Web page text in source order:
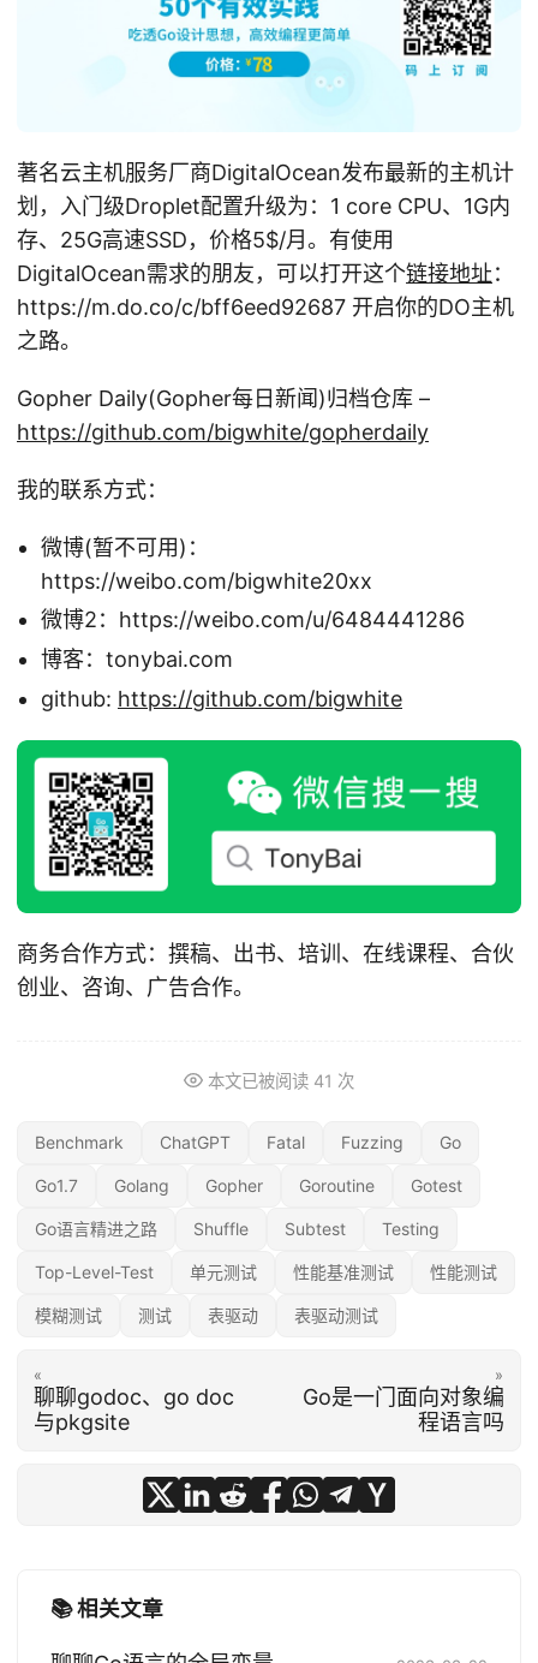
著名云主机服务厂商DigitalOcean发布最新的主机计
划，入门级Droplet配置升级为：1 core CPU、1G内
存、25G高速SSD，价格5$/月。有使用
DigitalOcean需求的朋友，可以打开这个链接地址：
https://m.do.co/c/bff6eed92687 开启你的DO主机
之路。
Gopher Daily(Gopher每日新闻)归档仓库 –
https://github.com/bigwhite/gopherdaily
我的联系方式：
微博(暂不可用)：
https://weibo.com/bigwhite20xx
微博2：https://weibo.com/u/6484441286
博客：tonybai.com
github: https://github.com/bigwhite
商务合作方式：撰稿、出书、培训、在线课程、合伙
创业、咨询、广告合作。
本文已被阅读 41 次
Benchmark ChatGPT Fatal Fuzzing Go
Go1.7 Golang Gopher Goroutine Gotest
Go语言精进之路 Shuffle Subtest Testing
Top-Level-Test 单元测试 性能基准测试 性能测试
模糊测试 测试 表驱动 表驱动测试
«
聊聊godoc、go doc
与pkgsite
»
Go是一门面向对象编
程语言吗
📚 相关文章